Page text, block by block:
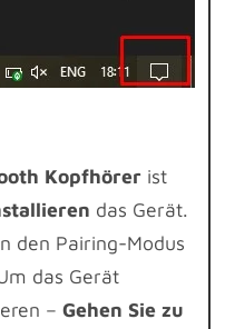
Kopfhörer ist
das Gerät.
den Pairing-Modus
das Gerät
–Gehen Sie zu